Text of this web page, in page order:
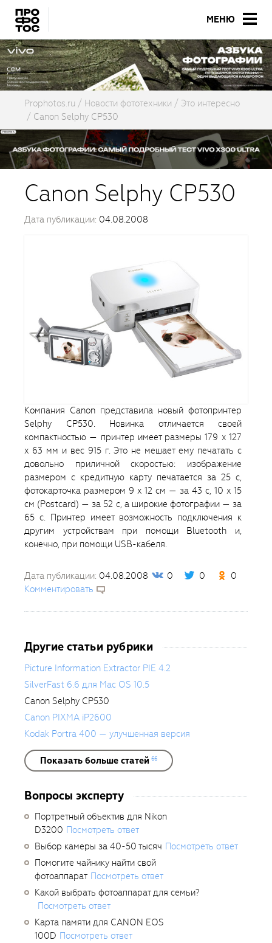
МЕНЮ
Prophotos.ru Новости фототехники
Это интересно
Canon Selphy CP530
Canon Selphy CP530
Дата публикации: 04.08.2008
Компания Canon представила новый фотопринтер
Selphy CP530. Новинка отличается своей
компактностью — принтер имеет размеры 179 x 127
x 63 мм и вес 915 г. Это не мешает ему печатать с
довольно приличной скоростью: изображение
размером с кредитную карту печатается за 25 с,
фотокарточка размером 9 x 12 см — за 43 с, 10 x 15
см (Postcard) — за 52 с, а широкие фотографии — за
65 с. Принтер имеет возможность подключения к
другим устройствам при помощи Bluetooth и,
конечно, при помощи USB-кабеля.
Дата публикации: 04.08.2008 0 0
0
Комментировать
Другие статьи рубрики
Picture Information Extractor PIE 4.2
SilverFast 6.6 для Mac OS 10.5
Canon Selphy CP530
Canon PIXMA iP2600
Kodak Portra 400 — улучшенная версия
Показать больше статей 66
Вопросы эксперту
Портретный объектив для Nikon
D3200 Посмотреть ответ
Выбор камеры за 40-50 тысяч Посмотреть ответ
Помогите чайнику найти свой
фотоаппарат Посмотреть ответ
Какой выбрать фотоаппарат для семьи?
Посмотреть ответ
Карта памяти для CANON EOS
100D Посмотреть ответ